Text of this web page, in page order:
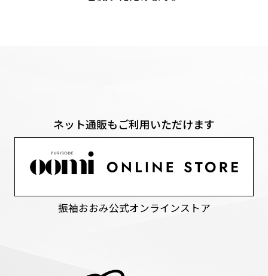
ネット通販もご利用いただけます
振袖おおみ公式オンラインストア